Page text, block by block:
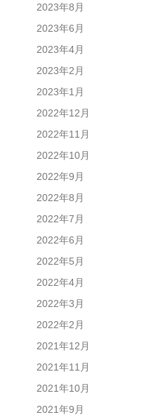
2023年8月
2023年6月
2023年4月
2023年2月
2023年1月
2022年12月
2022年11月
2022年10月
2022年9月
2022年8月
2022年7月
2022年6月
2022年5月
2022年4月
2022年3月
2022年2月
2021年12月
2021年11月
2021年10月
2021年9月